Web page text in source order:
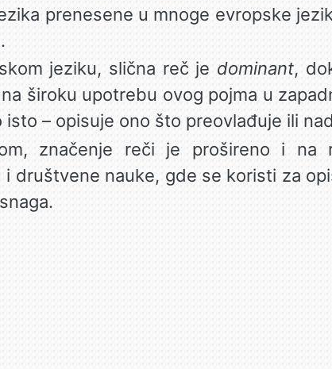
prenesene u mnoge evropske
jeziku, slična reč jedominant,
široku upotrebu ovog pojma u
isto – opisuje ono što preovlađuje ili
značenje reči je prošireno i na
i društvene nauke, gde se koristi za